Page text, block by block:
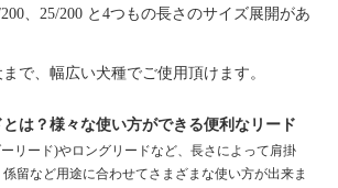
200、25/200 と4つもの長さのサイズ展開があ
で、幅広い犬種でご使用頂けます。
とは？様々な使い方ができる便利なリード
リード)やロングリードなど、長さによって肩掛
留など用途に合わせてさまざまな使い方が出来ま